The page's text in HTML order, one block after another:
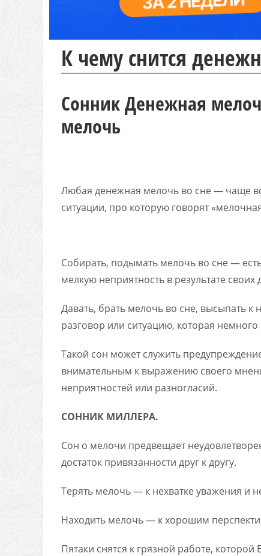
К чему снится
Сонник Денежная
мелочь
Любая денежная мелочь во сне — чаще
ситуации, про которую говорят
Собирать, подымать мелочь во сне —
мелкую неприятность в результате
Давать, брать мелочь во сне, высыпать
разговор или ситуацию, которая немного
Такой сон может служить
внимательным к выражению своего
неприятностей или разногласий.
СОННИК МИЛЛЕРА.
Сон о ме­лочи пред­ве­ща­ет
дос­та­ток при­вязан­ности друг к дру­гу.
Те­рять ме­лочь — к нех­ватке ува­жения и
На­ходить ме­лочь — к хо­рошим
Пя­таки снятся к гряз­ной ра­боте, ко­торой